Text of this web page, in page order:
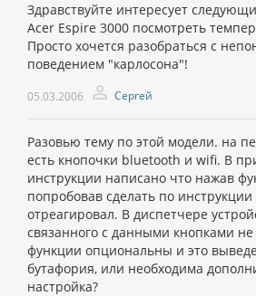
Здравствуйте интересует
Acer Espire 3000 посмотреть
Просто хочется разобраться с
поведением "карлосона"!
05.03.2006 Сергей
Разовью тему по этой модели. на
есть кнопочки bluetooth и wifi. В
инструкции написано что нажав
попробовав сделать по инструкции
отреагировал. В диспетчере
связанного с данными кнопками
функции опциональны и это
бутафория, или необходима
настройка?